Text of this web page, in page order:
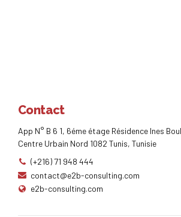
Contact
App N° B 6 1, 6éme étage Résidence Ines
Centre Urbain Nord 1082 Tunis, Tunisie
(+216) 71 948 444
contact@e2b-consulting.com
e2b-consulting.com